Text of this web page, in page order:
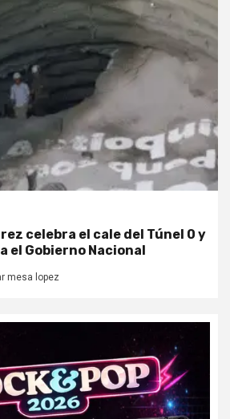
celebra el cale del Túnel 0 y
el Gobierno Nacional
mesa lopez